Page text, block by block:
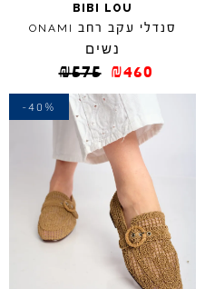
BIBI LOU
סנדלי עקב רחב ONAMI
נשים
₪575 ₪460
-40%